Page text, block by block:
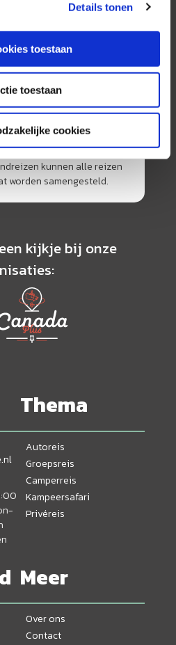
Details tonen
toestaan
toestaan
cookies
jaar toonaangevend op de
als reisspecialist. Ons
van reizen tegen
combinatie met de beste
zeer ruim aanbod van
kunnen alle reizen
worden samengesteld.
kijkje bij onze
Thema
Autoreis
Groepsreis
Camperreis
Kampeersafari
Privéreis
Meer
Over ons
Contact